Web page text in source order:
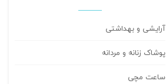
آرایشی و بهداشتی
پوشاک زنانه و مردانه
ساعت مچی